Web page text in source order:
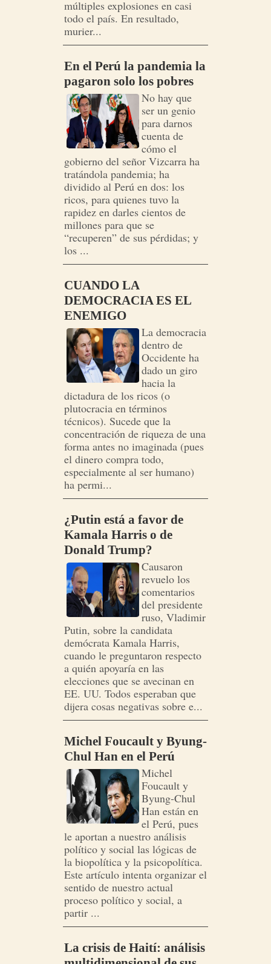
múltiples explosiones en casi
todo el país. En resultado,
murier...
En el Perú la pandemia la
pagaron solo los pobres
No hay que
ser un genio
para darnos
cuenta de
cómo el
gobierno del señor Vizcarra ha
tratándola pandemia; ha
dividido al Perú en dos: los
ricos, para quienes tuvo la
rapidez en darles cientos de
millones para que se
“recuperen” de sus pérdidas; y
los ...
CUANDO LA
DEMOCRACIA ES EL
ENEMIGO
La democracia
dentro de
Occidente ha
dado un giro
hacia la
dictadura de los ricos (o
plutocracia en términos
técnicos). Sucede que la
concentración de riqueza de una
forma antes no imaginada (pues
el dinero compra todo,
especialmente al ser humano)
ha permi...
¿Putin está a favor de
Kamala Harris o de
Donald Trump?
Causaron
revuelo los
comentarios
del presidente
ruso, Vladimir
Putin, sobre la candidata
demócrata Kamala Harris,
cuando le preguntaron respecto
a quién apoyaría en las
elecciones que se avecinan en
EE. UU. Todos esperaban que
dijera cosas negativas sobre e...
Michel Foucault y Byung-
Chul Han en el Perú
Michel
Foucault y
Byung-Chul
Han están en
el Perú, pues
le aportan a nuestro análisis
político y social las lógicas de
la biopolítica y la psicopolítica.
Este artículo intenta organizar el
sentido de nuestro actual
proceso político y social, a
partir ...
La crisis de Haití: análisis